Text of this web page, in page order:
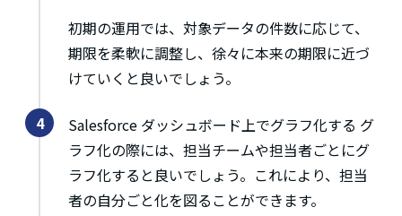
初期の運用では、対象データの件数に応じて、
期限を柔軟に調整し、徐々に本来の期限に近づ
けていくと良いでしょう。
Salesforce ダッシュボード上でグラフ化する グ
ラフ化の際には、担当チームや担当者ごとにグ
ラフ化すると良いでしょう。これにより、担当
者の自分ごと化を図ることができます。